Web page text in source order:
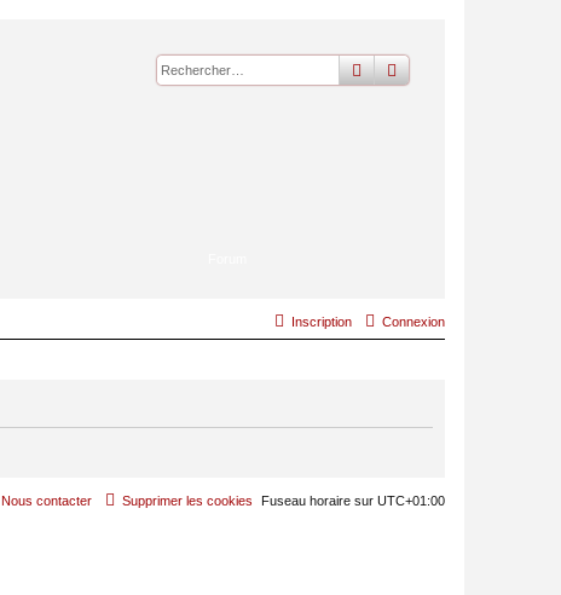
rechercher
recherche
Connexion
Inscription
Fuseau horaire sur UTC+01:00
Supprimer les cookies
Nous contacter